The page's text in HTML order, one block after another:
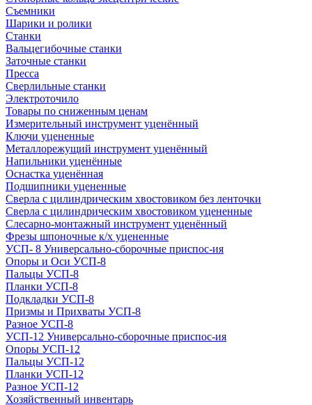
Съемники
Шарики и ролики
Станки
Вальцегибочные станки
Заточные станки
Пресса
Сверлильные станки
Электроточило
Товары по сниженным ценам
Измерительный инструмент уценённый
Ключи уцененные
Металлорежущий инструмент уценённый
Напильники уценённые
Оснастка уценённая
Подшипники уцененные
Сверла с цилиндрическим хвостовиком без ленточки
Сверла с цилиндрическим хвостовиком уцененные
Слесарно-монтажный инструмент уценённый
Фрезы шпоночные к/х уцененные
УСП- 8 Универсально-сборочные приспос-ия
Опоры и Оси УСП-8
Пальцы УСП-8
Планки УСП-8
Подкладки УСП-8
Призмы и Прихваты УСП-8
Разное УСП-8
УСП-12 Универсально-сборочные приспос-ия
Опоры УСП-12
Пальцы УСП-12
Планки УСП-12
Разное УСП-12
Хозяйственный инвентарь